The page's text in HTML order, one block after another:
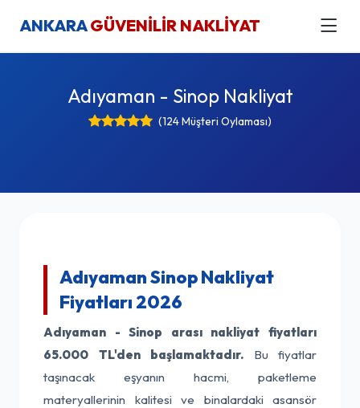
ANKARAGÜVENİLİR NAKLİYAT
Adıyaman - Sinop Nakliyat
(124 Müşteri Oylaması)
Adıyaman Sinop Nakliyat
Fiyatları 2026
Adıyaman - Sinop arası nakliyat fiyatları
65.000 TL'den başlamaktadır. Bu fiyatlar
taşınacak eşyanın hacmi, paketleme
materyallerinin kalitesi ve binalardaki asansör